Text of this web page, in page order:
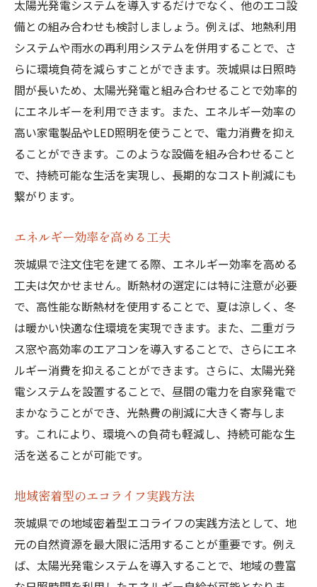
太陽光発電システムを導入するだけでなく、他のエコ設
備との組み合わせも検討しましょう。例えば、地熱利用
システムや雨水の再利用システムを併用することで、さ
らに環境負荷を減らすことができます。茨城県は日照時
間が長いため、太陽光発電と組み合わせることで効率的
にエネルギーを利用できます。また、エネルギー効率の
高い家電製品やLED照明を使うことで、電力消費を抑え
ることができます。このような設備を組み合わせること
で、持続可能な生活を実現し、長期的なコスト削減にも
繋がります。
エネルギー効率を高める工夫
茨城県で注文住宅を建てる際、エネルギー効率を高める
工夫は欠かせません。断熱材の選定には特に注意が必要
で、高性能な断熱材を使用することで、夏は涼しく、冬
は暖かい快適な住環境を実現できます。また、二重ガラ
ス窓や高効率のエアコンを導入することで、さらにエネ
ルギー消費を抑えることができます。さらに、太陽光発
電システムを設置することで、昼間の電力を自家発電で
まかなうことができ、光熱費の削減に大きく寄与しま
す。これにより、環境への負荷も軽減し、持続可能な生
活を送ることが可能です。
地域密着型のエコライフ実践方法
茨城県での地域密着型エコライフの実践方法として、地
元の自然資源を最大限に活用することが重要です。例え
ば、太陽光発電システムを導入することで、地域の豊富